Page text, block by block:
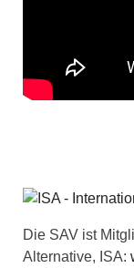
Die SAV ist
Alternative, ISA: